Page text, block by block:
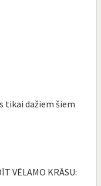
tikai dažiem šiem
VĒLAMO KRĀSU: